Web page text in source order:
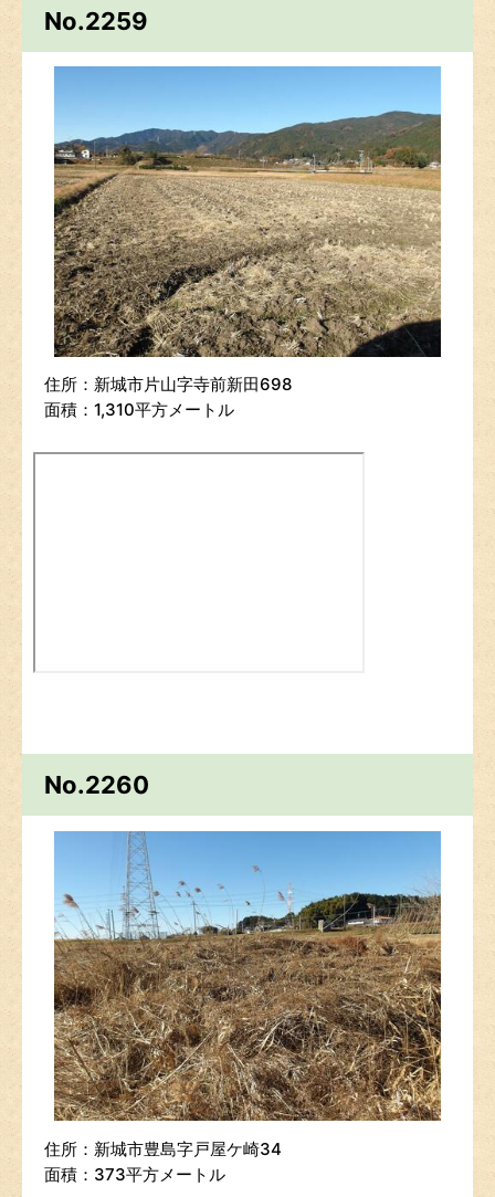
No.2259
住所：新城市片山字寺前新田698
面積：1,310平方メートル
No.2260
住所：新城市豊島字戸屋ケ崎34
面積：373平方メートル